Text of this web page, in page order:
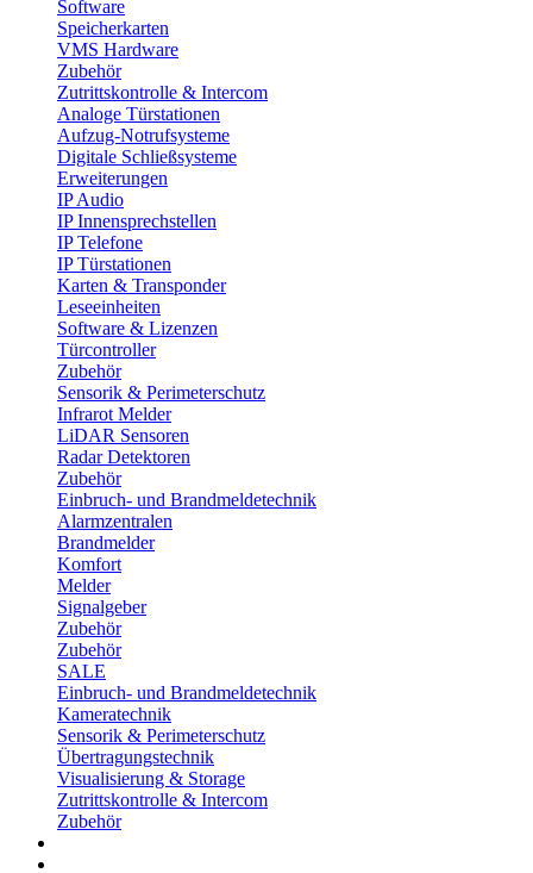
Software
Speicherkarten
VMS Hardware
Zubehör
Zutrittskontrolle & Intercom
Analoge Türstationen
Aufzug-Notrufsysteme
Digitale Schließsysteme
Erweiterungen
IP Audio
IP Innensprechstellen
IP Telefone
IP Türstationen
Karten & Transponder
Leseeinheiten
Software & Lizenzen
Türcontroller
Zubehör
Sensorik & Perimeterschutz
Infrarot Melder
LiDAR Sensoren
Radar Detektoren
Zubehör
Einbruch- und Brandmeldetechnik
Alarmzentralen
Brandmelder
Komfort
Melder
Signalgeber
Zubehör
Zubehör
SALE
Einbruch- und Brandmeldetechnik
Kameratechnik
Sensorik & Perimeterschutz
Übertragungstechnik
Visualisierung & Storage
Zutrittskontrolle & Intercom
Zubehör